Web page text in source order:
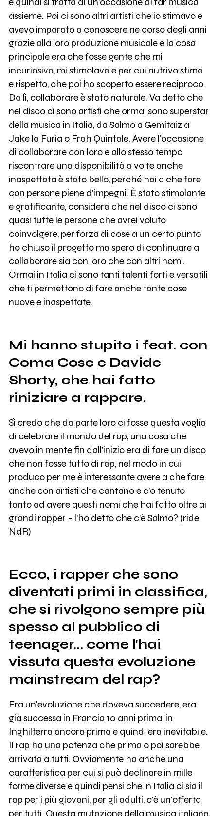
assieme. Poi ci sono altri artisti che io stimavo e
avevo imparato a conoscere ne corso degli anni
grazie alla loro produzione musicale e la cosa
principale era che fosse gente che mi
incuriosiva, mi stimolava e per cui nutrivo stima
e rispetto, che poi ho scoperto essere reciproco.
Da lì, collaborare è stato naturale. Va detto che
nel disco ci sono artisti che ormai sono superstar
della musica in Italia, da Salmo a Gemitaiz a
Jake la Furia o Frah Quintale. Avere l'occasione
di collaborare con loro e allo stesso tempo
riscontrare una disponibilità a volte anche
inaspettata è stato bello, perché hai a che fare
con persone piene d'impegni. È stato stimolante
e gratificante, considera che nel disco ci sono
quasi tutte le persone che avrei voluto
coinvolgere, per forza di cose a un certo punto
ho chiuso il progetto ma spero di continuare a
collaborare sia con loro che con altri nomi.
Ormai in Italia ci sono tanti talenti forti e versatili
che ti permettono di fare anche tante cose
nuove e inaspettate.
Mi hanno stupito i feat. con
Coma Cose e Davide
Shorty, che hai fatto
riniziare a rappare.
Sì credo che da parte loro ci fosse questa voglia
di celebrare il mondo del rap, una cosa che
avevo in mente fin dall'inizio era di fare un disco
che non fosse tutto di rap, nel modo in cui
produco per me è interessante avere a che fare
anche con artisti che cantano e c'o tenuto
tanto ad avere questi nomi che hai fatto oltre ai
grandi rapper - l'ho detto che c'è Salmo? (ride
NdR)
Ecco, i rapper che sono
diventati primi in classifica,
che si rivolgono sempre più
spesso al pubblico di
teenager... come l'hai
vissuta questa evoluzione
mainstream del rap?
Era un'evoluzione che doveva succedere, era
già successa in Francia 10 anni prima, in
Inghilterra ancora prima e quindi era inevitabile.
Il rap ha una potenza che prima o poi sarebbe
arrivata a tutti. Ovviamente ha anche una
caratteristica per cui si può declinare in mille
forme diverse e quindi pensi che in Italia ci sia il
rap per i più giovani, per gli adulti, c'è un'offerta
per tutti. Questa mutazione della musica italiana